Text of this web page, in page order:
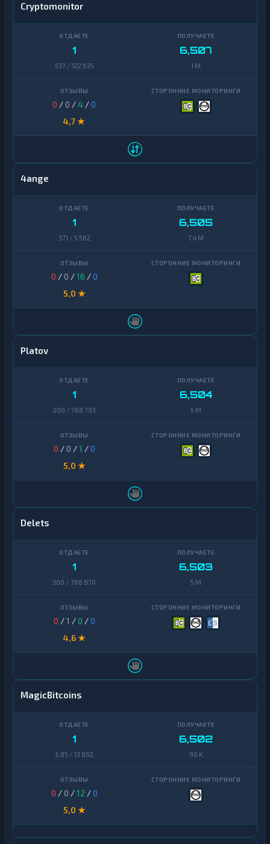
Cryptomonitor
1
537 / 122 635
6,507
1 M
0 / 0 / 4 /0
4,7 ★
4ange
1
371 / 5 562
6,505
7,4 M
0 / 0 /16 /0
5,0 ★
Platov
1
200 / 768 793
6,504
5 M
0 / 0 /1 /0
5,0 ★
Delets
1
300 / 768 870
6,503
5 M
0 /1 /0 /0
4,6 ★
MagicBitcoins
1
3,85 / 13 862
6,502
90 K
0 / 0 /12 /0
5,0 ★